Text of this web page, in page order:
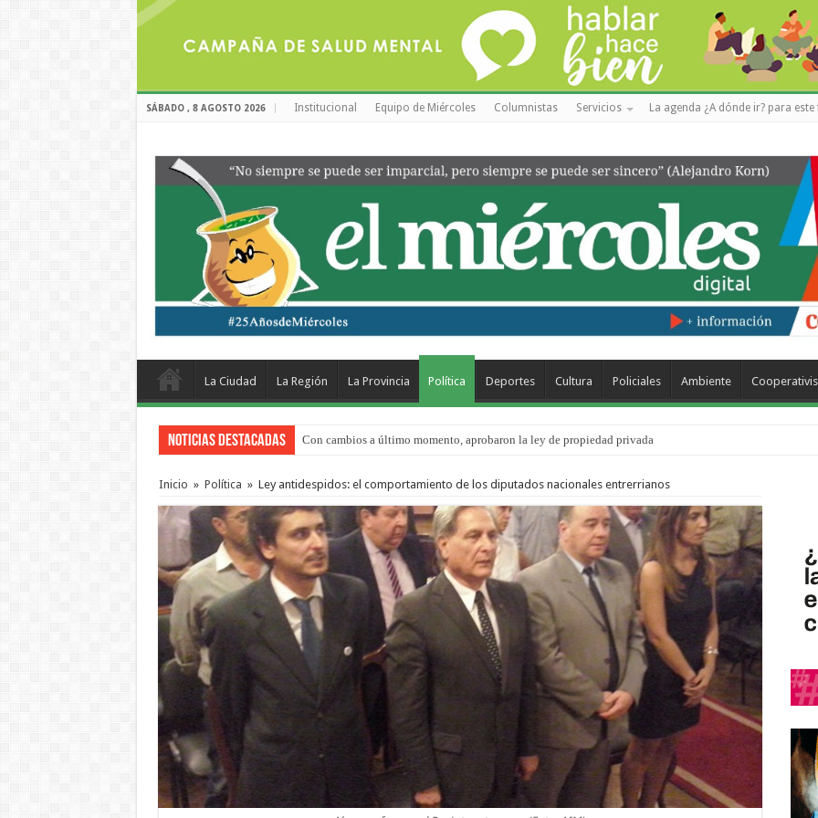
SÁBADO , 8 AGOSTO 2026 Institucional Equipo de Miércoles Columnistas Servicios La agenda ¿A dónde ir? para este
La Ciudad La Región La Provincia Política Deportes Cultura Policiales Ambiente
Noticias Destacadas Con cambios a último momento, aprobaron la ley de propiedad privada
Adopción en Entre Ríos: el 35% de los 90 niños, niñas y adolescentes que esperan una familia tiene
Inicio » Política » Ley antidespidos: el comportamiento de los diputados nacionales entrerrianos